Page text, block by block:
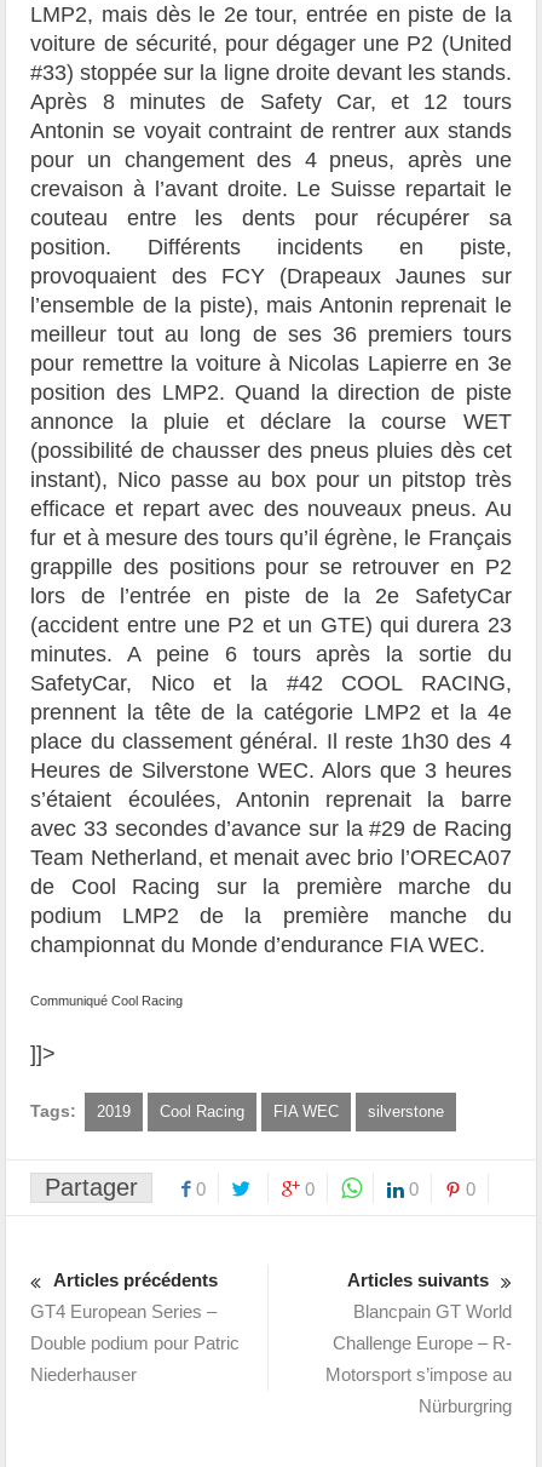
LMP2, mais dès le 2e tour, entrée en piste de la
voiture de sécurité, pour dégager une P2 (United
#33) stoppée sur la ligne droite devant les stands.
Après 8 minutes de Safety Car, et 12 tours
Antonin se voyait contraint de rentrer aux stands
pour un changement des 4 pneus, après une
crevaison à l’avant droite. Le Suisse repartait le
couteau entre les dents pour récupérer sa
position. Différents incidents en piste,
provoquaient des FCY (Drapeaux Jaunes sur
l’ensemble de la piste), mais Antonin reprenait le
meilleur tout au long de ses 36 premiers tours
pour remettre la voiture à Nicolas Lapierre en 3e
position des LMP2. Quand la direction de piste
annonce la pluie et déclare la course WET
(possibilité de chausser des pneus pluies dès cet
instant), Nico passe au box pour un pitstop très
efficace et repart avec des nouveaux pneus. Au
fur et à mesure des tours qu’il égrène, le Français
grappille des positions pour se retrouver en P2
lors de l’entrée en piste de la 2e SafetyCar
(accident entre une P2 et un GTE) qui durera 23
minutes. A peine 6 tours après la sortie du
SafetyCar, Nico et la #42 COOL RACING,
prennent la tête de la catégorie LMP2 et la 4e
place du classement général. Il reste 1h30 des 4
Heures de Silverstone WEC. Alors que 3 heures
s’étaient écoulées, Antonin reprenait la barre
avec 33 secondes d’avance sur la #29 de Racing
Team Netherland, et menait avec brio l’ORECA07
de Cool Racing sur la première marche du
podium LMP2 de la première manche du
championnat du Monde d’endurance FIA WEC.
Communiqué Cool Racing
]]>
Tags: 2019 Cool Racing FIA WEC silverstone
Partager 0 0 0 0
Articles précédents
GT4 European Series –
Double podium pour Patric
Niederhauser
Articles suivants
Blancpain GT World
Challenge Europe – R-
Motorsport s’impose au
Nürburgring